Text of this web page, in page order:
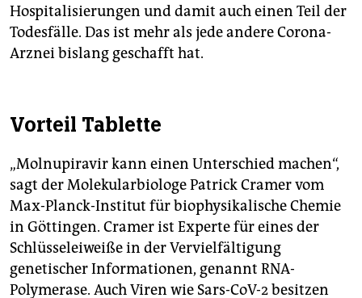
Hospitalisierungen und damit auch einen Teil der
Todesfälle. Das ist mehr als jede andere Corona-
Arznei bislang geschafft hat.
Vorteil Tablette
„Molnupiravir kann einen Unterschied machen“,
sagt der Molekularbiologe Patrick Cramer vom
Max-Planck-Institut für biophysikalische Chemie
in Göttingen. Cramer ist Experte für eines der
Schlüsseleiweiße in der Vervielfältigung
genetischer Informationen, genannt RNA-
Polymerase. Auch Viren wie Sars-CoV-2 besitzen